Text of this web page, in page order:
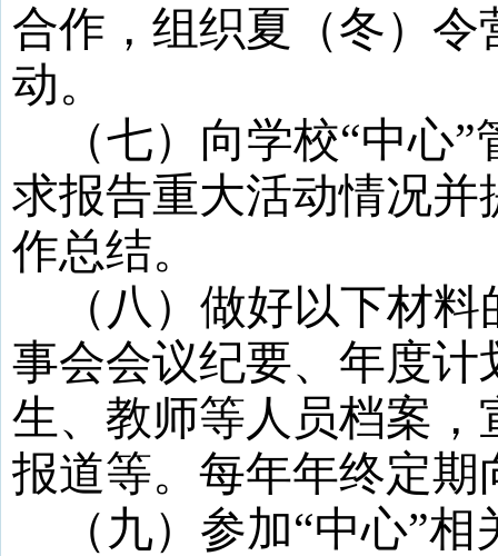
合作，组织夏（冬）
动。
（七）向学校“中心”
求报告重大活动情况并
作总结。
（八）做好以下材
事会会议纪要、年度
生、教师等人员档案
报道等。每年年终定
（九）参加“中心”相